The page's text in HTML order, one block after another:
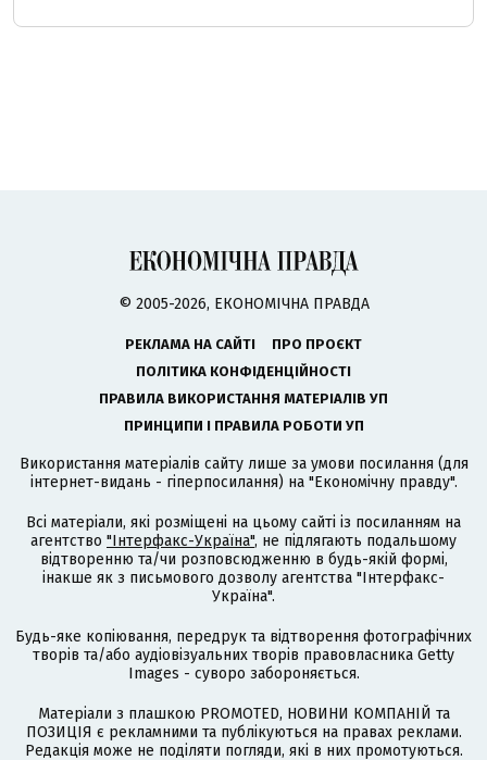
© 2005-2026, ЕКОНОМІЧНА ПРАВДА
РЕКЛАМА НА САЙТІ
ПРО ПРОЄКТ
ПОЛІТИКА КОНФІДЕНЦІЙНОСТІ
ПРАВИЛА ВИКОРИСТАННЯ МАТЕРІАЛІВ УП
ПРИНЦИПИ І ПРАВИЛА РОБОТИ УП
Використання матеріалів сайту лише за умови посилання (для
інтернет-видань - гіперпосилання) на "Економічну правду".
Всі матеріали, які розміщені на цьому сайті із посиланням на
агентство "Інтерфакс-Україна", не підлягають подальшому
відтворенню та/чи розповсюдженню в будь-якій формі,
інакше як з письмового дозволу агентства "Інтерфакс-
Україна".
Будь-яке копіювання, передрук та відтворення фотографічних
творів та/або аудіовізуальних творів правовласника Getty
Images - суворо забороняється.
Матеріали з плашкою PROMOTED, НОВИНИ КОМПАНІЙ та
ПОЗИЦІЯ є рекламними та публікуються на правах реклами.
Редакція може не поділяти погляди, які в них промотуються.